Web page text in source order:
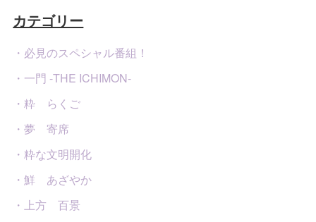
カテゴリー
・必見のスペシャル番組！
・一門 -THE ICHIMON-
・粋 らくご
・夢 寄席
・粋な文明開化
・鮮 あざやか
・上方 百景